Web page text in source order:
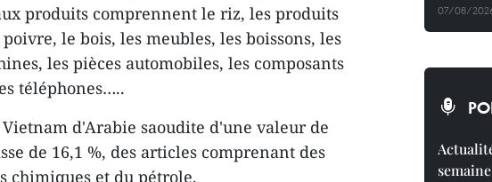
produits comprennent le riz, les produits
le bois, les meubles, les boissons, les
les pièces automobiles, les composants
téléphones…..
d'Arabie saoudite d'une valeur de
de 16,1 %, des articles comprenant des
chimiques et du pétrole.
07/08/